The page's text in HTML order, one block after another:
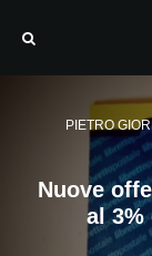
PIETRO
Nuove
al